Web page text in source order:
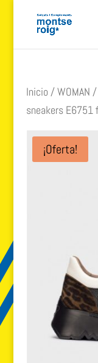
Inicio /WOMAN /
sneakers E6751
¡Oferta!